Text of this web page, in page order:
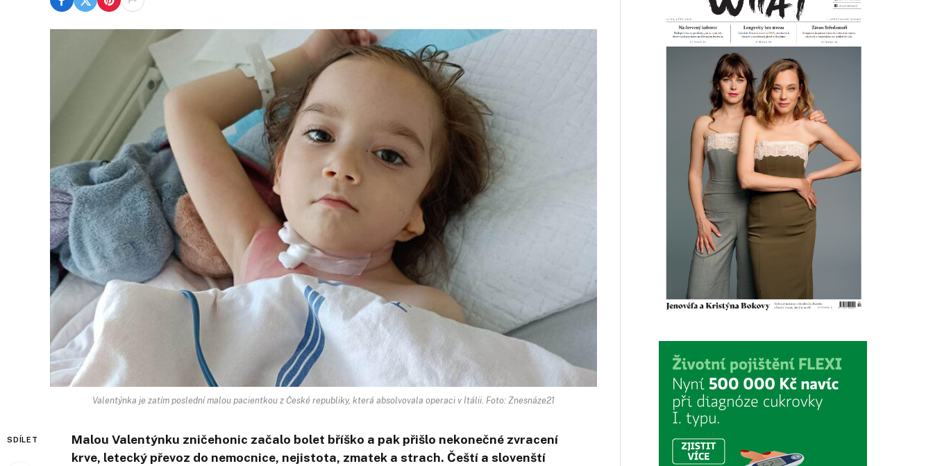
Valentýnka je zatím poslední malou pacientkou z České republiky, která absolvovala operaci v Itálii. Foto: Znesnáze21
SDÍLET
Malou Valentýnku zničehonic začalo bolet bříško a pak přišlo nekonečné zvracení
krve, letecký převoz do nemocnice, nejistota, zmatek a strach. Čeští a slovenští